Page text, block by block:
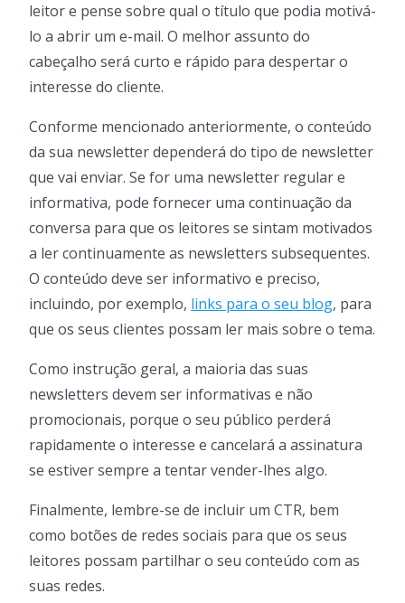
leitor e pense sobre qual o título que podia motivá-
lo a abrir um e-mail. O melhor assunto do
cabeçalho será curto e rápido para despertar o
interesse do cliente.
Conforme mencionado anteriormente, o conteúdo
da sua newsletter dependerá do tipo de newsletter
que vai enviar. Se for uma newsletter regular e
informativa, pode fornecer uma continuação da
conversa para que os leitores se sintam motivados
a ler continuamente as newsletters subsequentes.
O conteúdo deve ser informativo e preciso,
incluindo, por exemplo, links para o seu blog, para
que os seus clientes possam ler mais sobre o tema.
Como instrução geral, a maioria das suas
newsletters devem ser informativas e não
promocionais, porque o seu público perderá
rapidamente o interesse e cancelará a assinatura
se estiver sempre a tentar vender-lhes algo.
Finalmente, lembre-se de incluir um CTR, bem
como botões de redes sociais para que os seus
leitores possam partilhar o seu conteúdo com as
suas redes.